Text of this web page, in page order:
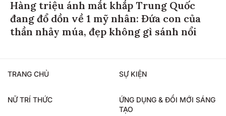
Hàng triệu ánh mắt khắp Trung Quốc
đang đổ dồn về 1 mỹ nhân: Đứa con của
thần nhảy múa, đẹp không gì sánh nổi
TRANG CHỦ SỰ KIỆN
NỮ TRÍ THỨC
ỨNG DỤNG & ĐỔI MỚI SÁNG
TẠO